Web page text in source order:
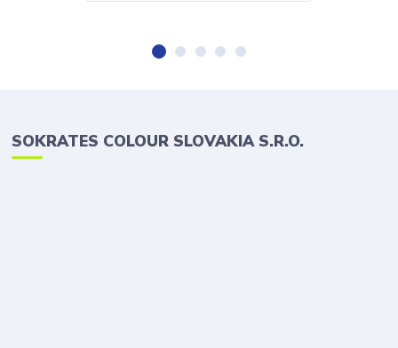
SOKRATES COLOUR SLOVAKIA S.R.O.